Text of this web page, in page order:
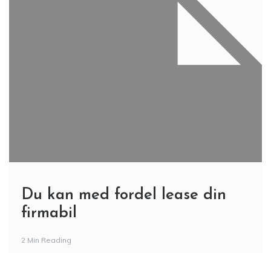
Du kan med fordel lease din
firmabil
2 Min Reading